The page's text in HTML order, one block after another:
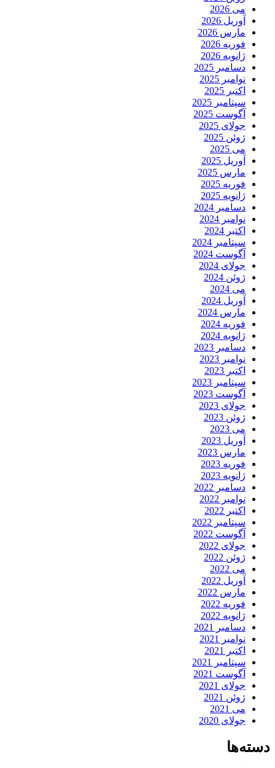
می 2026
آوریل 2026
مارس 2026
فوریه 2026
ژانویه 2026
دسامبر 2025
نوامبر 2025
اکتبر 2025
سپتامبر 2025
آگوست 2025
جولای 2025
ژوئن 2025
می 2025
آوریل 2025
مارس 2025
فوریه 2025
ژانویه 2025
دسامبر 2024
نوامبر 2024
اکتبر 2024
سپتامبر 2024
آگوست 2024
جولای 2024
ژوئن 2024
می 2024
آوریل 2024
مارس 2024
فوریه 2024
ژانویه 2024
دسامبر 2023
نوامبر 2023
اکتبر 2023
سپتامبر 2023
آگوست 2023
جولای 2023
ژوئن 2023
می 2023
آوریل 2023
مارس 2023
فوریه 2023
ژانویه 2023
دسامبر 2022
نوامبر 2022
اکتبر 2022
سپتامبر 2022
آگوست 2022
جولای 2022
ژوئن 2022
می 2022
آوریل 2022
مارس 2022
فوریه 2022
ژانویه 2022
دسامبر 2021
نوامبر 2021
اکتبر 2021
سپتامبر 2021
آگوست 2021
جولای 2021
ژوئن 2021
می 2021
جولای 2020
دسته‌ها